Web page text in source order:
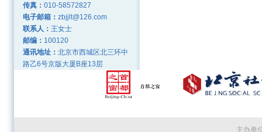
传真： 010-58572827
电子邮箱： zbjjlt@126.com
联系人： 王女士
邮编： 100120
通讯地址： 北京市西城区北三环中
路乙6号京版大厦B座13层
主办单